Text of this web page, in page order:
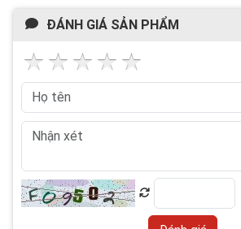
ĐÁNH GIÁ SẢN PHẨM